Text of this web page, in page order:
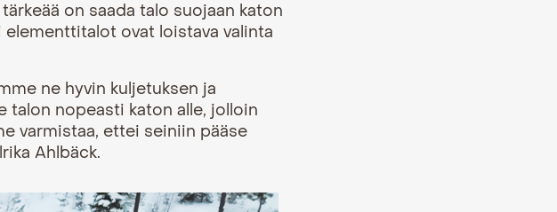
on saada talo suojaan katon
elementtitalot ovat loistava valinta
ne hyvin kuljetuksen ja
talon nopeasti katon alle, jolloin
varmistaa, ettei seiniin pääse
Ahlbäck.